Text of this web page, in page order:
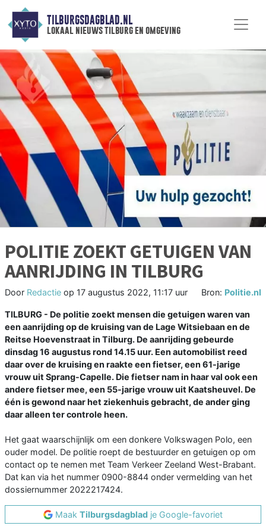
TILBURGSDAGBLAD.NL
lokaal nieuws tilburg en omgeving
POLITIE ZOEKT GETUIGEN VAN
AANRIJDING IN TILBURG
Door Redactie op 17 augustus 2022, 11:17 uur Bron: Politie.nl
TILBURG - De politie zoekt mensen die getuigen waren van
een aanrijding op de kruising van de Lage Witsiebaan en de
Reitse Hoevenstraat in Tilburg. De aanrijding gebeurde
dinsdag 16 augustus rond 14.15 uur. Een automobilist reed
daar over de kruising en raakte een fietser, een 61-jarige
vrouw uit Sprang-Capelle. Die fietser nam in haar val ook een
andere fietser mee, een 55-jarige vrouw uit Kaatsheuvel. De
één is gewond naar het ziekenhuis gebracht, de ander ging
daar alleen ter controle heen.
Het gaat waarschijnlijk om een donkere Volkswagen Polo, een
ouder model. De politie roept de bestuurder en getuigen op om
contact op te nemen met Team Verkeer Zeeland West-Brabant.
Dat kan via het nummer 0900-8844 onder vermelding van het
dossiernummer 2022217424.
Maak Tilburgsdagblad je Google-favoriet